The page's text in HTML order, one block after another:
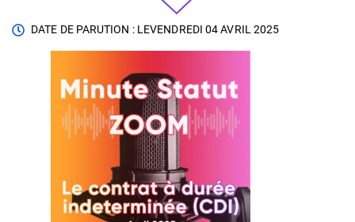
DATE DE PARUTION : LEVENDREDI 04 AVRIL 2025